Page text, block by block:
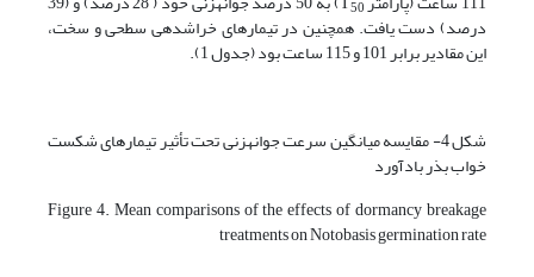
50
درصد) دست یافت. همچنین در تیمارهای خراش­دهی سطحی و سخت،
این مقادیر برابر 101 و 115 ساعت بود (جدول 1).
شکل 4- مقایسه میانگین سرعت جوانه­زنی تحت تأثیر تیمارهای شکست
خواب بذر بادآورد
Figure 4. Mean comparisons of the effects of dormancy breakage
treatments on Notobasis germination rate